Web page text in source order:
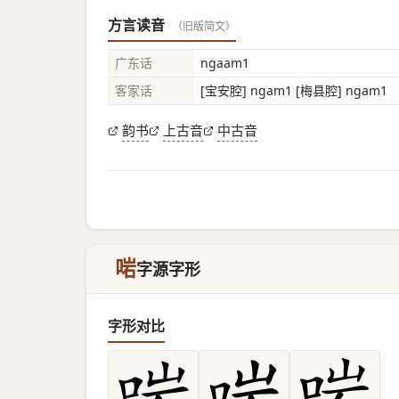
方言读音 （旧版简文）
广东话
ngaam1
客家话
[宝安腔] ngam1 [梅县腔] ngam1
韵书 上古音 中古音
啱字源字形
字形对比